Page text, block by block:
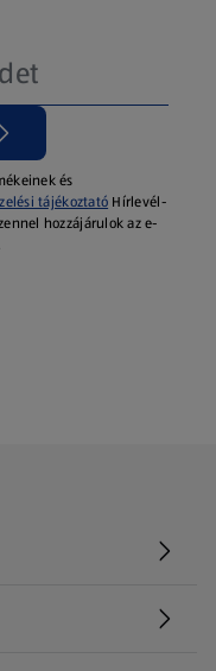
és
tájékoztató Hírlevél-
hozzájárulok az e-